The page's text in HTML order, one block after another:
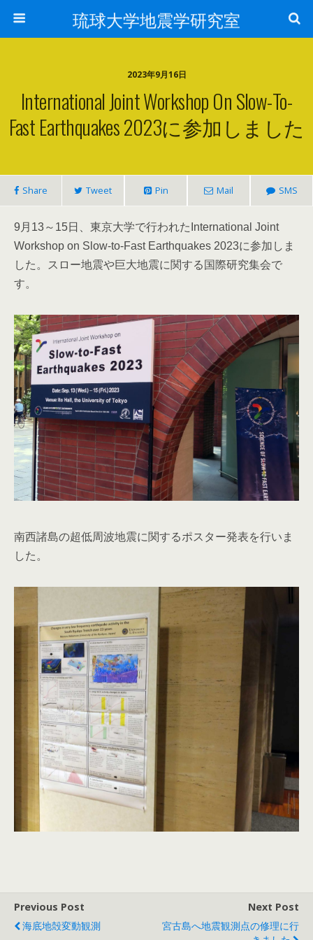
琉球大学地震学研究室
2023年9月16日
International Joint Workshop On Slow-To-
Fast Earthquakes 2023に参加しました
Share Tweet Pin Mail SMS
9月13～15日、東京大学で行われたInternational Joint
Workshop on Slow-to-Fast Earthquakes 2023に参加しま
した。スロー地震や巨大地震に関する国際研究集会で
す。
南西諸島の超低周波地震に関するポスター発表を行いま
した。
Previous Post
海底地殻変動観測
Next Post
宮古島へ地震観測点の修理に行